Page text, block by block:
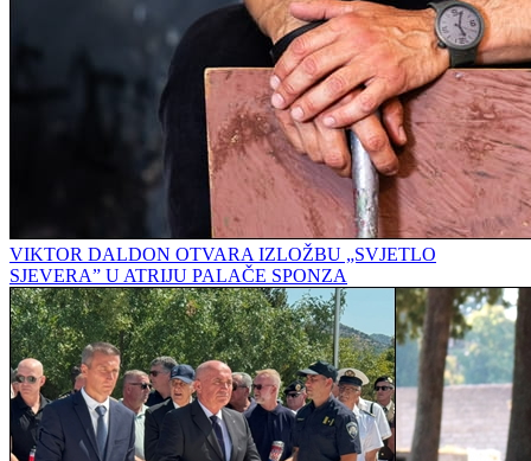
VIKTOR DALDON OTVARA IZLOŽBU „SVJETLO
SJEVERA” U ATRIJU PALAČE SPONZA